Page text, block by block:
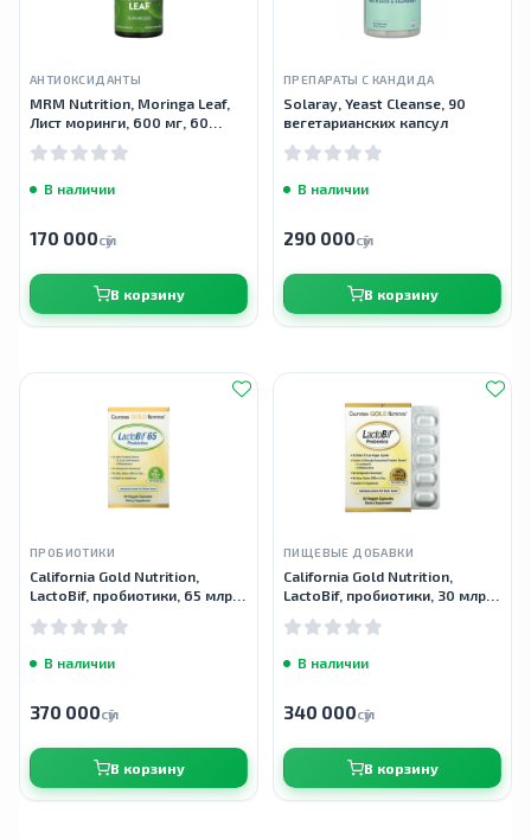
АНТИОКСИДАНТЫ
MRM Nutrition, Moringa Leaf,
Лист моринги, 600 мг, 60
В наличии
170 000сӯм
В корзину
ПРЕПАРАТЫ С КАНДИДА
Solaray, Yeast Cleanse, 90
вегетарианских капсул
В наличии
290 000сӯм
В корзину
ПРОБИОТИКИ
California Gold Nutrition,
LactoBif, пробиотики, 65 млрд
капсул
В наличии
370 000сӯм
В корзину
ПИЩЕВЫЕ ДОБАВКИ
California Gold Nutrition,
LactoBif, пробиотики, 30 млрд
капсул
В наличии
340 000сӯм
В корзину